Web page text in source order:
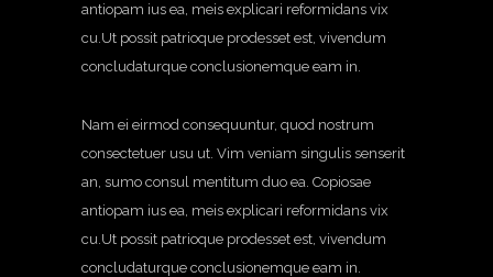
antiopam ius ea, meis explicari reformidans vix
cu.Ut possit patrioque prodesset est, vivendum
concludaturque conclusionemque eam in.
Nam ei eirmod consequuntur, quod nostrum
consectetuer usu ut. Vim veniam singulis senserit
an, sumo consul mentitum duo ea. Copiosae
antiopam ius ea, meis explicari reformidans vix
cu.Ut possit patrioque prodesset est, vivendum
concludaturque conclusionemque eam in.